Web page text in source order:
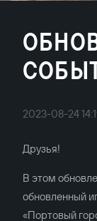
2023-08-24
Друзья!
В этом
обновленный
«Портовый